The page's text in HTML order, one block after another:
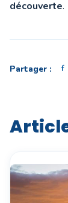
découverte.
Partager : f